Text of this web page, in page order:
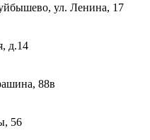
ул. Ленина, 17
д.14
88в
56